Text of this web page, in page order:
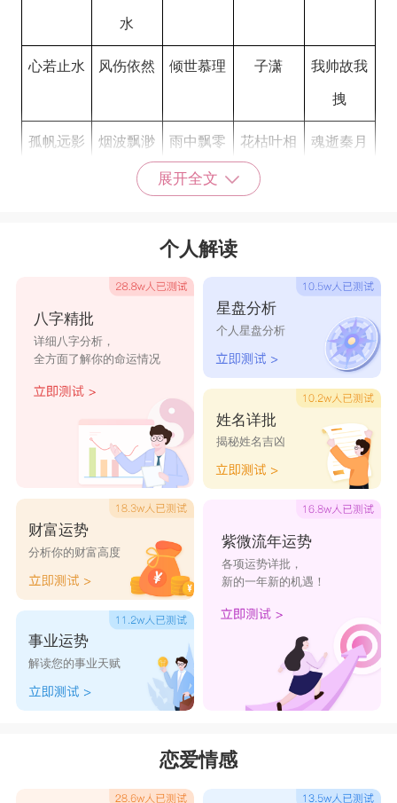
水
心若止水 风伤依然 倾世慕理 子潇 我帅故我
拽
孤帆远影 烟波飘渺 雨中飘零 花枯叶相 魂逝秦月
侧耳倾听
底
烟散红尘 溺爱 颜央
谈笑风生 幻雪月飘 草莓味的
吻
垂眸 冷月低吟
傻啦吧唧
的
女人要有
范儿
五好少女 顶尖疯子
惹不起的
女霸
拒绝翻版 淑女的娘
生人勿近 甘苦与共
仙女不上
天
酷似你大 硬咖女士 卷筒蛋糕 酷还可爱
人
展开全文
个人解读
八字精批
详细八字分析，
全方面了解你的命运情况
财富运势
分析你的财富高度
事业运势
解读您的事业天赋
星盘分析
个人星盘分析
姓名详批
揭秘姓名吉凶
紫微流年运势
各项运势详批，
新的一年新的机遇！
恋爱情感